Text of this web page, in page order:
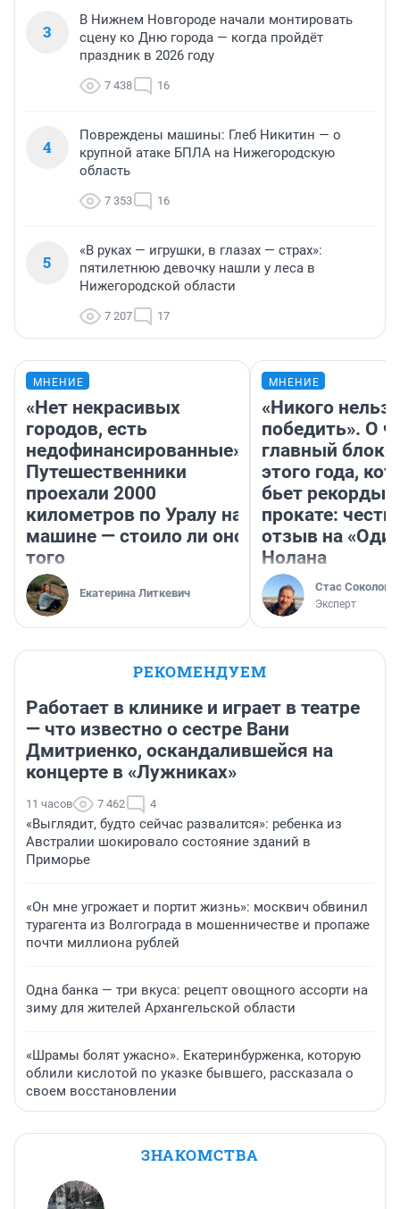
3
В Нижнем Новгороде начали монтировать
сцену ко Дню города — когда пройдёт
праздник в 2026 году
7 438 16
4
Повреждены машины: Глеб Никитин — о
крупной атаке БПЛА на Нижегородскую
область
7 353 16
5
«В руках — игрушки, в глазах — страх»:
пятилетнюю девочку нашли у леса в
Нижегородской области
7 207 17
МНЕНИЕ
«Нет некрасивых
городов, есть
недофинансированные».
Путешественники
проехали 2000
километров по Уралу на
машине — стоило ли оно
того
Екатерина Литкевич
МНЕНИЕ
«Никого нельзя
победить». О
главный
этого года,
бьет рекорды в
прокате:
отзыв на
Нолана
Стас Соколов
Эксперт
РЕКОМЕНДУЕМ
Работает в клинике и играет в театре
— что известно о сестре Вани
Дмитриенко, оскандалившейся на
концерте в «Лужниках»
11 часов 7 462 4
«Выглядит, будто сейчас развалится»: ребенка из
Австралии шокировало состояние зданий в
Приморье
«Он мне угрожает и портит жизнь»: москвич обвинил
турагента из Волгограда в мошенничестве и пропаже
почти миллиона рублей
Одна банка — три вкуса: рецепт овощного ассорти на
зиму для жителей Архангельской области
«Шрамы болят ужасно». Екатеринбурженка, которую
облили кислотой по указке бывшего, рассказала о
своем восстановлении
ЗНАКОМСТВА